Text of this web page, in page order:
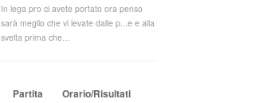
In lega pro ci avete portato ora penso
sarà meglio che vi levate dalle p...e e alla
svelta prima che…
Partita Orario/Risultati